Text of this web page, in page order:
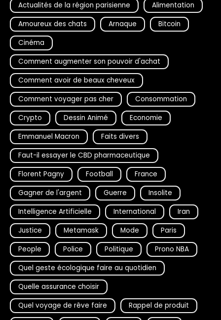
Actualités de la région parisienne
Alimentation
Amoureux des chats
Arnaque
Bitcoin
Cinéma
Comment augmenter son pouvoir d'achat
Comment avoir de beaux cheveux
Comment voyager pas cher
Consommation
Crypto
Dessin Animé
Economie
Emmanuel Macron
Faits divers
Faut-il essayer le CBD pharmaceutique
Florent Pagny
Football
France
Gagner de l'argent
Guerre
Insolite
Intelligence Artificielle
International
Iran
Justice
Metamask Mode
Paris
People
Police Politique
Prono NBA
Quel geste écologique faire au quotidien
Quelle assurance choisir
Quel voyage de rêve faire
Rappel de produit